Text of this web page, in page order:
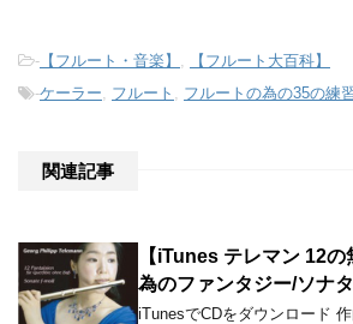
- 【フルート・音楽】
【フルート大百科】
-ケーラー フルート フルートの為の35の練
関連記事
【iTunes テレマン 12
為のファンタジー/ソナタ
iTunesでCDをダウンロード